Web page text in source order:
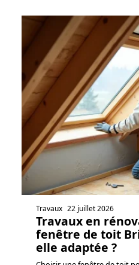
Travaux 22 juillet 2026
Travaux en
fenêtre de toit
elle adaptée ?